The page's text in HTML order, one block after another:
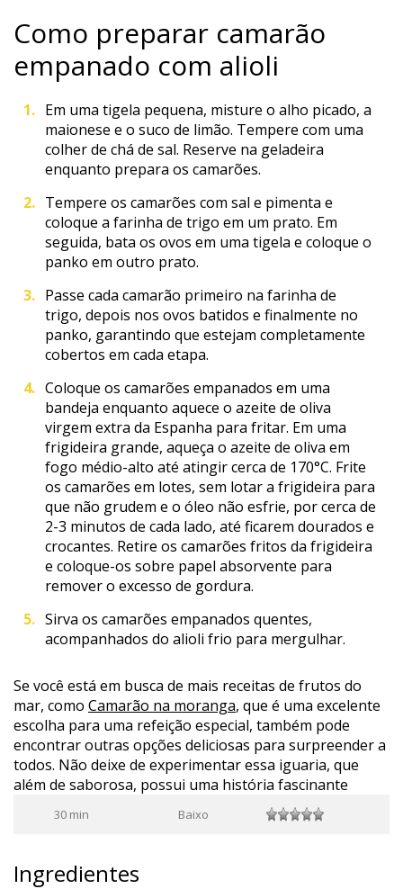
Como preparar camarão
empanado com alioli
Em uma tigela pequena, misture o alho picado, a
maionese e o suco de limão. Tempere com uma
colher de chá de sal. Reserve na geladeira
enquanto prepara os camarões.
Tempere os camarões com sal e pimenta e
coloque a farinha de trigo em um prato. Em
seguida, bata os ovos em uma tigela e coloque o
panko em outro prato.
Passe cada camarão primeiro na farinha de
trigo, depois nos ovos batidos e finalmente no
panko, garantindo que estejam completamente
cobertos em cada etapa.
Coloque os camarões empanados em uma
bandeja enquanto aquece o azeite de oliva
virgem extra da Espanha para fritar. Em uma
frigideira grande, aqueça o azeite de oliva em
fogo médio-alto até atingir cerca de 170°C. Frite
os camarões em lotes, sem lotar a frigideira para
que não grudem e o óleo não esfrie, por cerca de
2-3 minutos de cada lado, até ficarem dourados e
crocantes. Retire os camarões fritos da frigideira
e coloque-os sobre papel absorvente para
remover o excesso de gordura.
Sirva os camarões empanados quentes,
acompanhados do alioli frio para mergulhar.
Se você está em busca de mais receitas de frutos do
mar, como Camarão na moranga, que é uma excelente
escolha para uma refeição especial, também pode
encontrar outras opções deliciosas para surpreender a
todos. Não deixe de experimentar essa iguaria, que
além de saborosa, possui uma história fascinante
30 min Baixo
Ingredientes